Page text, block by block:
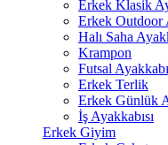
Erkek Klasik
Erkek Outdoor
Halı Saha
Krampon
Futsal
Erkek Terlik
Erkek Günlük
İş Ayakkabısı
Erkek Giyim